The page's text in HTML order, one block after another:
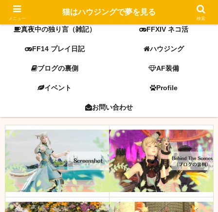
FF14 screenshot ミラプリ
真夜中の独り言（雑記） FFXIV ネコ活
FF14 プレイ日記 ハウジング
ブログの裏側 AF装備
イベント Profile
お問い合わせ
メニュー
猫はハウジングで夢を見る
検索